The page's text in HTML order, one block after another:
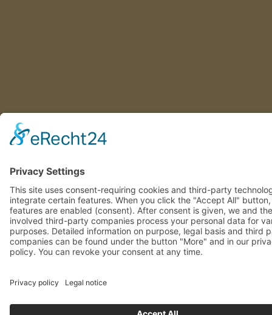
This site uses consent-requiring cookies and third-party
integrate certain features. When you click the "Accept All"
features are enabled (consent). After consent is given, we and
involved third-party companies process your personal data for
companies can be found under the button "More" and in our